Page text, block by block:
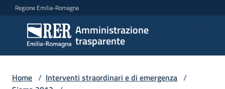
Vai al contenuto
Vai alla navigazione
Vai al footer
Regione Emilia-Romagna
Amministrazione
trasparente
Amministrazione
trasparente
Home / Interventi straordinari e di emergenza /